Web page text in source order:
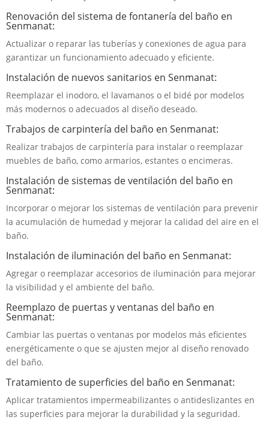
Renovación del sistema de fontanería del baño en
Senmanat:
Actualizar o reparar las tuberías y conexiones de agua para
garantizar un funcionamiento adecuado y eficiente.
Instalación de nuevos sanitarios en Senmanat:
Reemplazar el inodoro, el lavamanos o el bidé por modelos
más modernos o adecuados al diseño deseado.
Trabajos de carpintería del baño en Senmanat:
Realizar trabajos de carpintería para instalar o reemplazar
muebles de baño, como armarios, estantes o encimeras.
Instalación de sistemas de ventilación del baño en
Senmanat:
Incorporar o mejorar los sistemas de ventilación para prevenir
la acumulación de humedad y mejorar la calidad del aire en el
baño.
Instalación de iluminación del baño en Senmanat:
Agregar o reemplazar accesorios de iluminación para mejorar
la visibilidad y el ambiente del baño.
Reemplazo de puertas y ventanas del baño en
Senmanat:
Cambiar las puertas o ventanas por modelos más eficientes
energéticamente o que se ajusten mejor al diseño renovado
del baño.
Tratamiento de superficies del baño en Senmanat:
Aplicar tratamientos impermeabilizantes o antideslizantes en
las superficies para mejorar la durabilidad y la seguridad.